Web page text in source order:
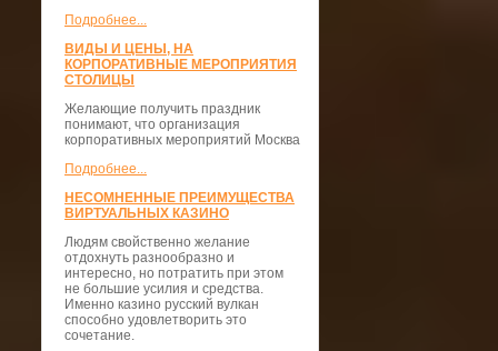
Подробнее...
ВИДЫ И ЦЕНЫ, НА
КОРПОРАТИВНЫЕ МЕРОПРИЯТИЯ
СТОЛИЦЫ
Желающие получить праздник
понимают, что организация
корпоративных мероприятий Москва
Подробнее...
НЕСОМНЕННЫЕ ПРЕИМУЩЕСТВА
ВИРТУАЛЬНЫХ КАЗИНО
Людям свойственно желание
отдохнуть разнообразно и
интересно, но потратить при этом
не большие усилия и средства.
Именно казино русский вулкан
способно удовлетворить это
сочетание.